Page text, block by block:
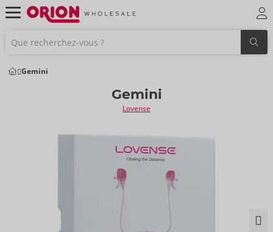
Gemini
Gemini
Lovense